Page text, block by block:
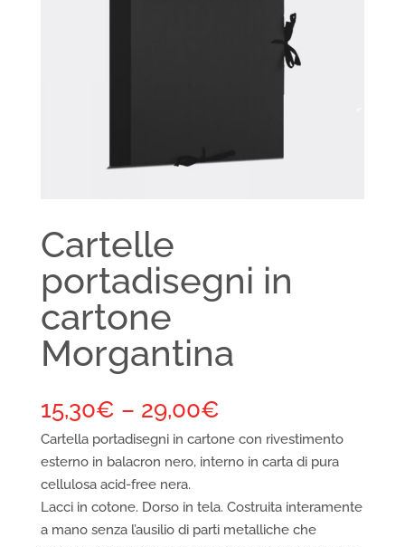
Cartelle
portadisegni in
cartone
Morgantina
15,30€ – 29,00€
Cartella portadisegni in cartone con rivestimento
esterno in balacron nero, interno in carta di pura
cellulosa acid-free nera.
Lacci in cotone. Dorso in tela. Costruita interamente
a mano senza l’ausilio di parti metalliche che